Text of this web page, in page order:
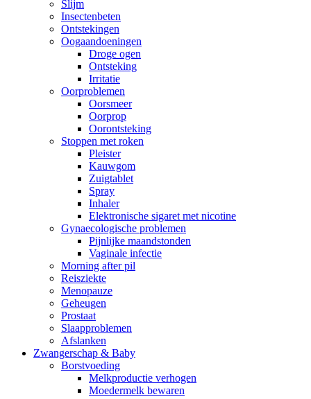
Slijm
Insectenbeten
Ontstekingen
Oogaandoeningen
Droge ogen
Ontsteking
Irritatie
Oorproblemen
Oorsmeer
Oorprop
Oorontsteking
Stoppen met roken
Pleister
Kauwgom
Zuigtablet
Spray
Inhaler
Elektronische sigaret met nicotine
Gynaecologische problemen
Pijnlijke maandstonden
Vaginale infectie
Morning after pil
Reisziekte
Menopauze
Geheugen
Prostaat
Slaapproblemen
Afslanken
Zwangerschap & Baby
Borstvoeding
Melkproductie verhogen
Moedermelk bewaren